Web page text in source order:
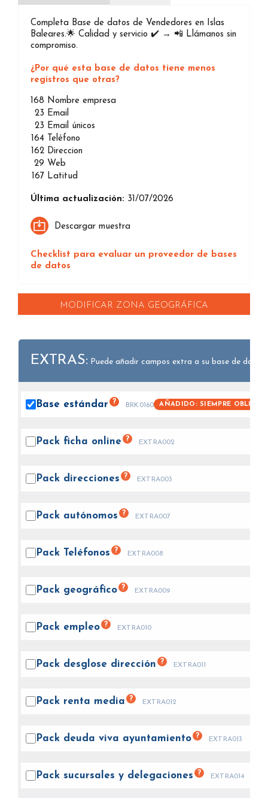
Completa Base de datos de Vendedores en Islas
Baleares.🌟 Calidad y servicio ✔️ → 📲 Llámanos sin
compromiso.
¿Por qué esta base de datos tiene menos
registros que otras?
168 Nombre empresa
23 Email
23 Email únicos
164 Teléfono
162 Direccion
29 Web
167 Latitud
Última actualización: 31/07/2026
Descargar muestra
Checklist para evaluar un proveedor de bases
de datos
MODIFICAR ZONA GEOGRÁFICA
EXTRAS: Puede añadir campos extra a su base de datos.
Base estándar ? BRK0160 AÑADIDO: SIEMPRE
Pack ficha online ? EXTRA002
Pack direcciones ? EXTRA003
Pack autónomos ? EXTRA007
Pack Teléfonos ? EXTRA008
Pack geográfico ? EXTRA009
Pack empleo ? EXTRA010
Pack desglose dirección ? EXTRA011
Pack renta media ? EXTRA012
Pack deuda viva ayuntamiento ? EXTRA013
Pack sucursales y delegaciones ? EXTRA014